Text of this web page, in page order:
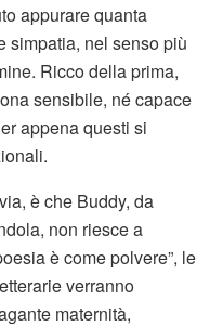
appurare quanta
simpatia, nel senso più
Ricco della prima,
sensibile, né capace
appena questi si
è che Buddy, da
non riesce a
è come polvere”, le
verranno
maternità,